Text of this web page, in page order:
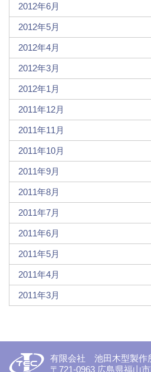
2012年6月
2012年5月
2012年4月
2012年3月
2012年1月
2011年12月
2011年11月
2011年10月
2011年9月
2011年8月
2011年7月
2011年6月
2011年5月
2011年4月
2011年3月
有限会社 池田木型製作
〒721-0963 広島県福山